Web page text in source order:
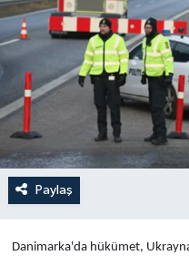
Paylaş
Danimarka'da hükümet,
Eği̇ti̇m